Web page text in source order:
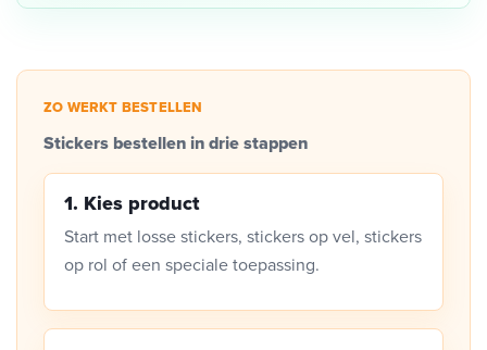
ZO WERKT BESTELLEN
Stickers bestellen in drie stappen
1. Kies product
Start met losse stickers, stickers op vel, stickers
op rol of een speciale toepassing.